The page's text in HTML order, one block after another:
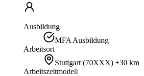
Ausbildung
MFA Ausbildung
Arbeitsort
Stuttgart (70XXX) ±30 km
Arbeitszeitmodell